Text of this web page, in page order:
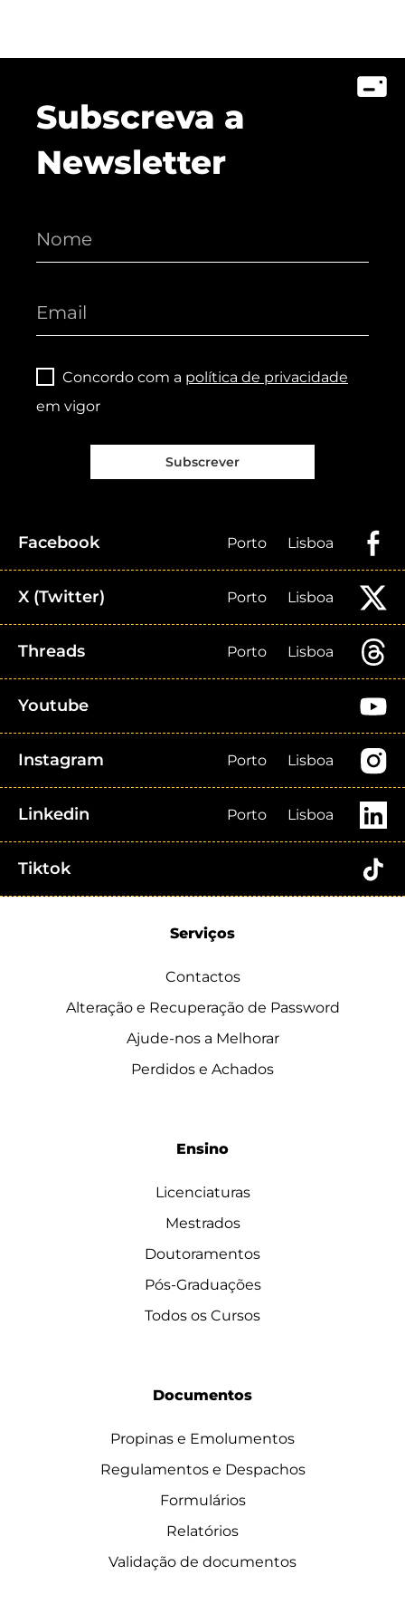
Subscreva a
Newsletter
Concordo com a política de privacidade
em vigor
Subscrever
Facebook Porto Lisboa
X (Twitter) Porto Lisboa
Threads Porto Lisboa
Youtube
Instagram Porto Lisboa
Linkedin Porto Lisboa
Tiktok
Serviços
Contactos
Alteração e Recuperação de Password
Ajude-nos a Melhorar
Perdidos e Achados
Ensino
Licenciaturas
Mestrados
Doutoramentos
Pós-Graduações
Todos os Cursos
Documentos
Propinas e Emolumentos
Regulamentos e Despachos
Formulários
Relatórios
Validação de documentos